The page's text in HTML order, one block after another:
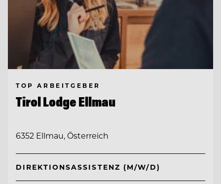
TOP ARBEITGEBER
Tirol Lodge Ellmau
6352 Ellmau, Österreich
DIREKTIONSASSISTENZ (M/W/D)